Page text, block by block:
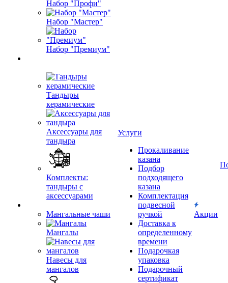
Набор "Профи"
Набор "Мастер"
Набор "Премиум"
Тандыры
керамические
Аксессуары для
тандыра
Комплекты:
тандыры с
аксессуарами
Мангальные чаши
Мангалы
Навесы для
мангалов
Услуги
Прокаливание
казана
Подбор
подходящего
казана
Комплектация
подвесной
ручкой
Доставка к
определенному
времени
Подарочкая
упаковка
Подарочный
сертификат
Акции